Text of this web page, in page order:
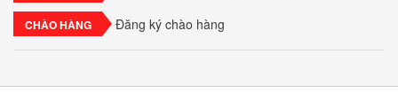
CHÀO HÀNG Đăng ký chào hàng